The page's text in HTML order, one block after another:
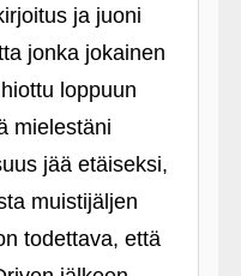
ja juoni
jonka jokainen
loppuun
mielestäni
jää etäiseksi,
muistijäljen
todettava, että